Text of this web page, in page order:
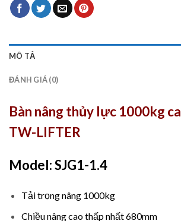
MÔ TẢ
ĐÁNH GIÁ (0)
Bàn nâng thủy lực 1000kg
TW-LIFTER
Model: SJG1-1.4
Tải trọng nâng 1000kg
Chiều nâng cao thấp nhất 680mm